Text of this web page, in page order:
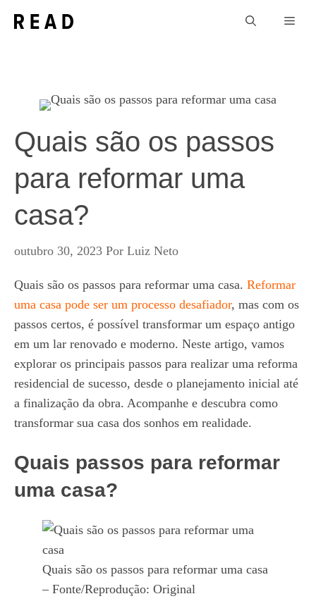
para
Quais são os passos
para reformar uma
casa?
outubro 30, 2023 Por Luiz Neto
Quais são os passos para reformar uma casa. Reformar
uma casa pode ser um processo desafiador, mas com os
passos certos, é possível transformar um espaço antigo
em um lar renovado e moderno. Neste artigo, vamos
explorar os principais passos para realizar uma reforma
residencial de sucesso, desde o planejamento inicial até
a finalização da obra. Acompanhe e descubra como
transformar sua casa dos sonhos em realidade.
Quais passos para reformar
uma casa?
Quais são os passos para reformar uma casa
– Fonte/Reprodução: Original